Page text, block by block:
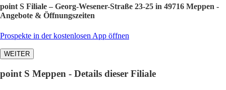
point S Filiale – Georg-Wesener-Straße 23-25 in 49716 Meppen -
Angebote & Öffnungszeiten
Prospekte in der kostenlosen App öffnen
WEITER
point S Meppen - Details dieser Filiale